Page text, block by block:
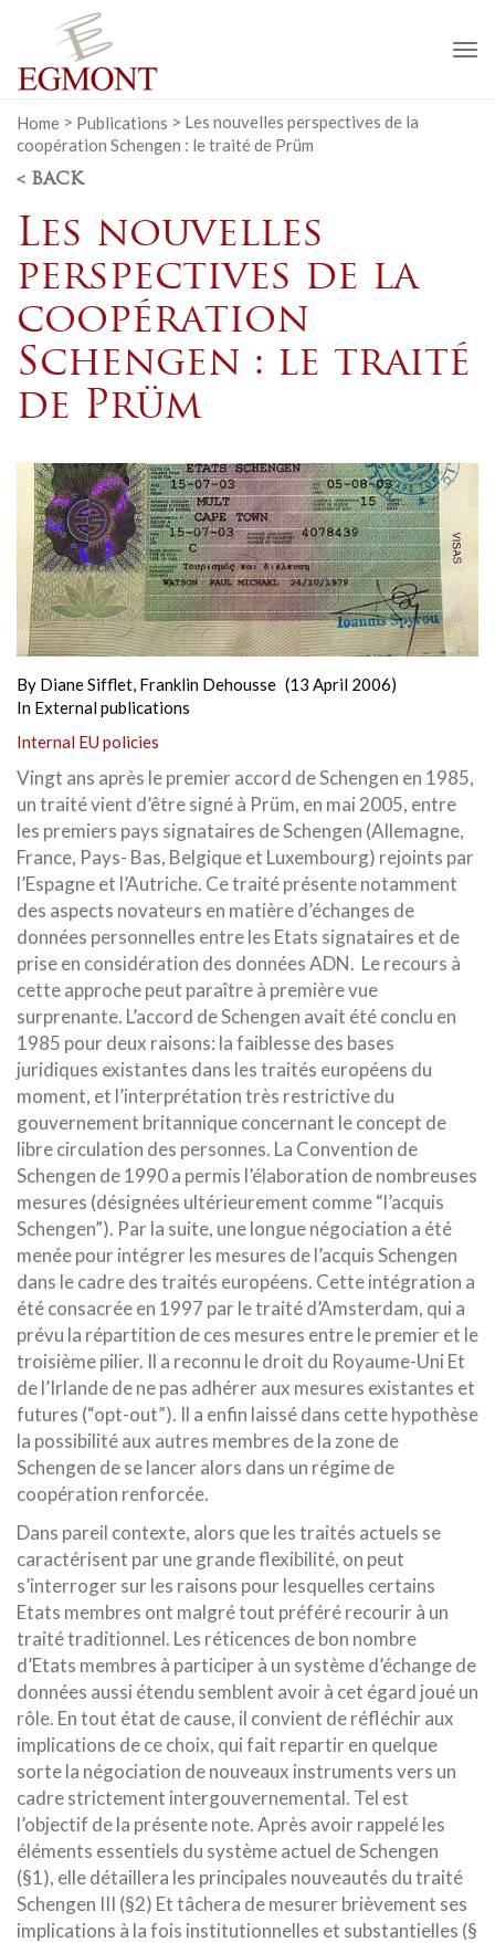
Home > Publications > Les nouvelles perspectives de la
coopération Schengen : le traité de Prüm
< BACK
Les nouvelles
perspectives de la
coopération
Schengen : le traité
de Prüm
By Diane Sifflet, Franklin Dehousse (13 April 2006)
In External publications
Internal EU policies
Vingt ans après le premier accord de Schengen en 1985,
un traité vient d’être signé à Prüm, en mai 2005, entre
les premiers pays signataires de Schengen (Allemagne,
France, Pays- Bas, Belgique et Luxembourg) rejoints par
l’Espagne et l’Autriche. Ce traité présente notamment
des aspects novateurs en matière d’échanges de
données personnelles entre les Etats signataires et de
prise en considération des données ADN. Le recours à
cette approche peut paraître à première vue
surprenante. L’accord de Schengen avait été conclu en
1985 pourdeux raisons: la faiblesse des bases
juridiques existantes dans les traités européens du
moment, et l’interprétation très restrictive du
gouvernement britannique concernant le concept de
libre circulation des personnes. La Convention de
Schengen de 1990 a permis l’élaboration de nombreuses
mesures (désignées ultérieurement comme “l’acquis
Schengen”). Par la suite, une longue négociation a été
menée pour intégrer les mesures de l’acquis Schengen
dans le cadre des traités européens. Cette intégration a
été consacrée en 1997 par le traité d’Amsterdam, qui a
prévu la répartition de ces mesures entre le premier et le
troisième pilier. Il a reconnu le droit du Royaume-Uni Et
de l’Irlande de ne pas adhérer aux mesures existantes et
futures (“opt-out”). Il a enfin laissé dans cette hypothèse
la possibilité aux autres membres de la zone de
Schengen de se lancer alors dans un régime de
coopération renforcée.
Dans pareil contexte, alors que les traités actuels se
caractérisent par une grande flexibilité, on peut
s’interroger sur les raisons pour lesquelles certains
Etats membres ont malgré tout préféré recourir à un
traité traditionnel. Les réticences de bon nombre
d’Etats membres à participer à un système d’échange de
données aussi étendu semblent avoir à cet égard joué un
rôle. En tout état de cause, il convient de réfléchir aux
implications de ce choix, qui fait repartir en quelque
sorte la négociation de nouveaux instruments vers un
cadre strictement intergouvernemental. Tel est
l’objectif de la présente note. Après avoir rappelé les
éléments essentiels du système actuel de Schengen
(§1), elle détaillera les principales nouveautés du traité
Schengen III (§2) Et tâchera de mesurer brièvement ses
implications à la fois institutionnelles et substantielles (§